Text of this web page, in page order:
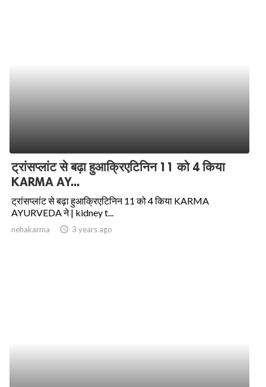
ट्रांसप्लांट से बढ़ा हुआक्रिएटिनिन 11 को 4 किया
KARMA AY...
ट्रांसप्लांट से बढ़ा हुआक्रिएटिनिन 11 को 4 किया KARMA
AYURVEDA ने | kidney t...
nehakarma access_time 3 years ago